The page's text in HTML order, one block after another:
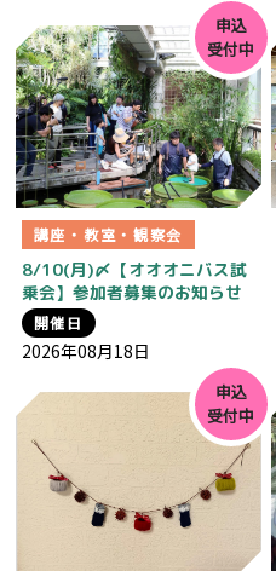
申込
受付中
講座・教室・観察会
8/10(月)〆【オオオニバス試
乗会】参加者募集のお知らせ
開催日
2026年08月18日
申込
受付中